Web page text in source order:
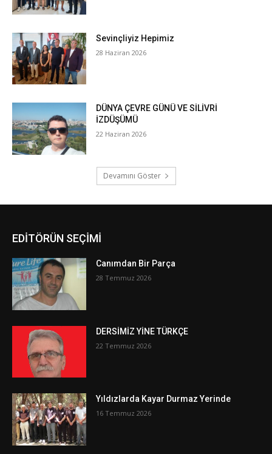
EDİTÖRÜN SEÇİMİ
Canımdan Bir Parça
28 Temmuz 2026
DERSİMİZ YİNE TÜRKÇE
22 Temmuz 2026
Yıldızlarda Kayar Durmaz Yerinde
16 Temmuz 2026